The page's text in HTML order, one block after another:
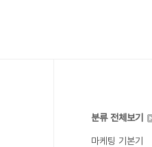
분류 전체보기
마케팅 기본기